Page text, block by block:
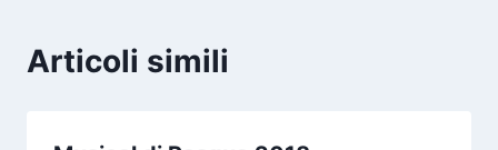
Articoli simili